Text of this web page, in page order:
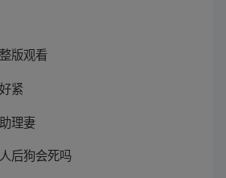
版观看
紧
理妻
后狗会死吗